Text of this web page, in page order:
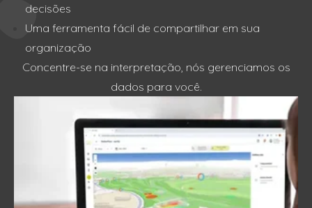
decisões
Uma ferramenta fácil de compartilhar em sua
organização
Concentre-se na interpretação, nós gerenciamos os
dados para você.